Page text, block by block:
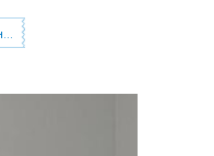
Институт статистических исследований и экономики знаний